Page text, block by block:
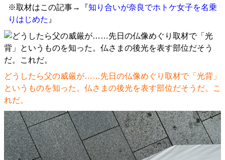
※取材はこの記事→『知り合いが奈良でホトケ女子を名乗
りはじめた 』
どうしたら父の威厳が……先日の仏像めぐり取材で「光背」
というものを知った。仏さまの後光を表す部位だそうだ。こ
れだ。